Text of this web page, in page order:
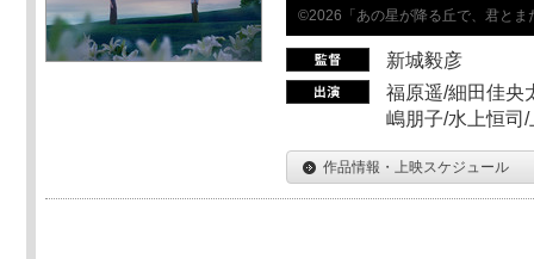
©2026「あの星が降る丘で、君とま
新城毅彦
福原遥/細田佳央
嶋朋子/水上恒司
作品情報・上映スケジュール